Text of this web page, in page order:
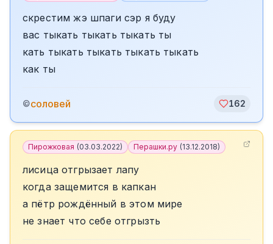
скрестим жэ шпаги сэр я буду
вас тыкать тыкать тыкать ты
кать тыкать тыкать тыкать тыкать
как ты
©соловей 162
Пирожковая (03.03.2022) Перашки.ру (13.12.2018)
лисица отгрызает лапу
когда защемится в капкан
а пётр рождённый в этом мире
не знает что себе отгрызть